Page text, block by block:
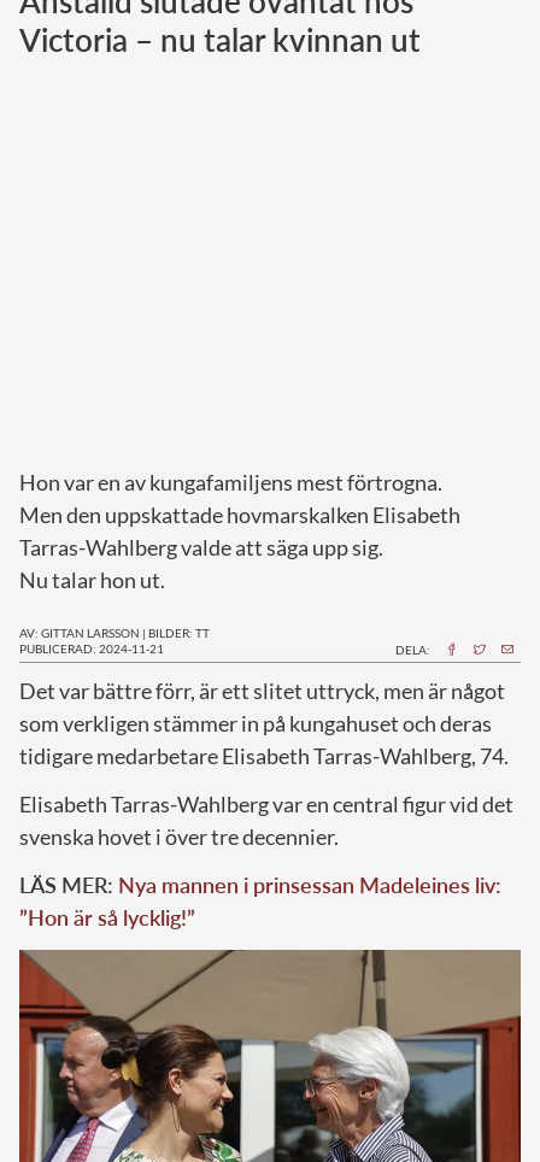
Norska kungahuset
Victoria – nu talar kvinnan ut
Hon var en av kungafamiljens mest förtrogna.
Men den uppskattade hovmarskalken Elisabeth
Tarras-Wahlberg valde att säga upp sig.
Nu talar hon ut.
AV: GITTAN LARSSON | BILDER: TT
PUBLICERAD: 2024-11-21
DELA:
Det var bättre förr, är ett slitet uttryck, men är något
som verkligen stämmer in på kungahuset och deras
tidigare medarbetare Elisabeth Tarras-Wahlberg, 74.
Elisabeth Tarras-Wahlberg var en central figur vid det
svenska hovet i över tre decennier.
LÄS MER: Nya mannen i prinsessan Madeleines liv:
”Hon är så lycklig!”